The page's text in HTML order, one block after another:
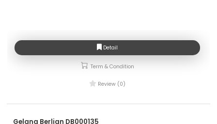
Detail
Term & Condition
Review (0)
Gelang Berlian DB000135